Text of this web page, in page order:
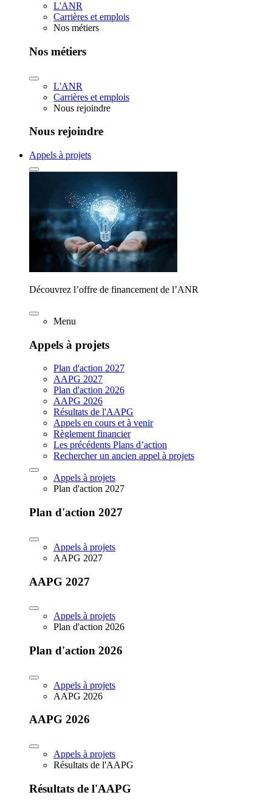
L'ANR
Carrières et emplois
Nos métiers
Nos métiers
L'ANR
Carrières et emplois
Nous rejoindre
Nous rejoindre
Appels à projets
Découvrez l’offre de financement de l’ANR
Menu
Appels à projets
Plan d'action 2027
AAPG 2027
Plan d'action 2026
AAPG 2026
Résultats de l'AAPG
Appels en cours et à venir
Règlement financier
Les précédents Plans d’action
Rechercher un ancien appel à projets
Appels à projets
Plan d'action 2027
Plan d'action 2027
Appels à projets
AAPG 2027
AAPG 2027
Appels à projets
Plan d'action 2026
Plan d'action 2026
Appels à projets
AAPG 2026
AAPG 2026
Appels à projets
Résultats de l'AAPG
Résultats de l'AAPG